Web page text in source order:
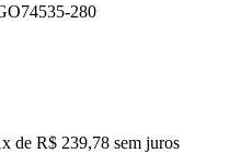
74535-280
x de R$ 239,78 sem juros